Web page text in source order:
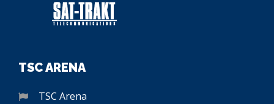
TSC ARENA
TSC Arena